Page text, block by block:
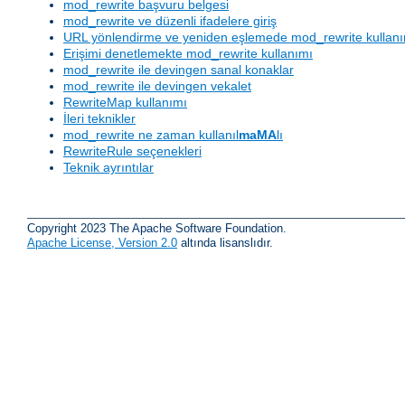
mod_rewrite başvuru belgesi
mod_rewrite ve düzenli ifadelere giriş
URL yönlendirme ve yeniden eşlemede mod_rewrite
Erişimi denetlemekte mod_rewrite kullanımı
mod_rewrite ile devingen sanal konaklar
mod_rewrite ile devingen vekalet
RewriteMap kullanımı
İleri teknikler
mod_rewrite ne zaman kullanılmaMAlı
RewriteRule seçenekleri
Teknik ayrıntılar
Copyright 2023 The Apache Software Foundation.
Apache License, Version 2.0 altında lisanslıdır.